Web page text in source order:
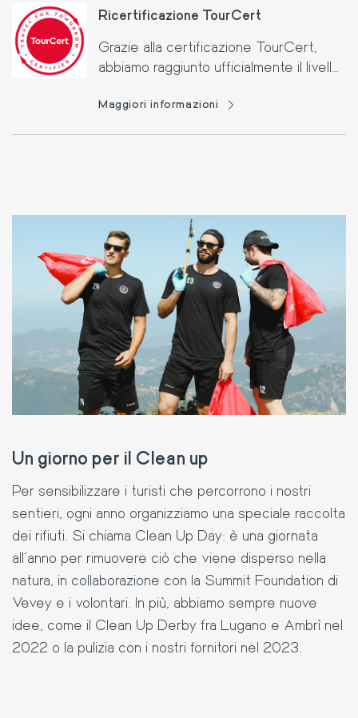
Ricertificazione TourCert
Grazie alla certificazione TourCert,
abbiamo raggiunto ufficialmente il livello
Maggiori informazioni
Un giorno per il Clean up
Per sensibilizzare i turisti che percorrono i nostri
sentieri, ogni anno organizziamo una speciale raccolta
dei rifiuti. Si chiama Clean Up Day: è una giornata
all’anno per rimuovere ciò che viene disperso nella
natura, in collaborazione con la Summit Foundation di
Vevey e i volontari. In più, abbiamo sempre nuove
idee, come il Clean Up Derby fra Lugano e Ambrì nel
2022 o la pulizia con i nostri fornitori nel 2023.